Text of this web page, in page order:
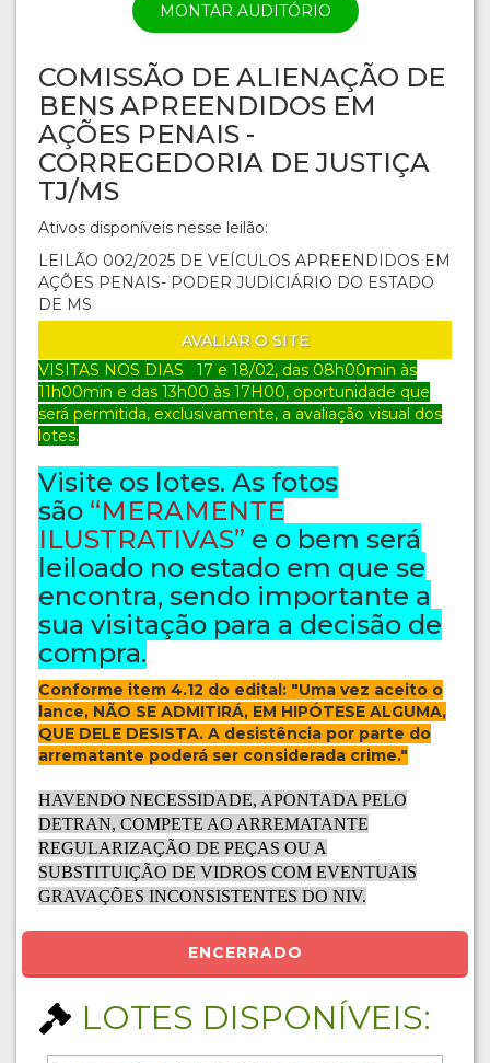
MONTAR AUDITÓRIO
COMISSÃO DE ALIENAÇÃO DE
BENS APREENDIDOS EM
AÇÕES PENAIS -
CORREGEDORIA DE JUSTIÇA
TJ/MS
Ativos disponíveis nesse leilão:
LEILÃO 002/2025 DE VEÍCULOS APREENDIDOS EM
AÇÕES PENAIS- PODER JUDICIÁRIO DO ESTADO
DE MS
AVALIAR O SITE
VISITAS NOS DIAS 17 e 18/02, das 08h00min às
11h00min e das 13h00 às 17H00, oportunidade que
será permitida, exclusivamente, a avaliação visual dos
lotes.
Visite os lotes. As fotos
são “MERAMENTE
ILUSTRATIVAS” e o bem será
leiloado no estado em que se
encontra, sendo importante a
sua visitação para a decisão de
compra.
Conforme item 4.12 do edital: "Uma vez aceito o
lance, NÃO SE ADMITIRÁ, EM HIPÓTESE ALGUMA,
QUE DELE DESISTA. A desistência por parte do
arrematante poderá ser considerada crime."
HAVENDO NECESSIDADE, APONTADA PELO
DETRAN, COMPETE AO ARREMATANTE
REGULARIZAÇÃO DE PEÇAS OU A
SUBSTITUIÇÃO DE VIDROS COM EVENTUAIS
GRAVAÇÕES INCONSISTENTES DO NIV.
ENCERRADO
LOTES DISPONÍVEIS: